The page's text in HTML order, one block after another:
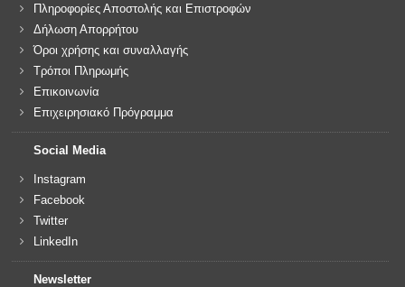
Πληροφορίες Αποστολής και Επιστροφών
Δήλωση Απορρήτου
Όροι χρήσης και συναλλαγής
Τρόποι Πληρωμής
Επικοινωνία
Επιχειρησιακό Πρόγραμμα
Social Media
Instagram
Facebook
Twitter
LinkedIn
Newsletter